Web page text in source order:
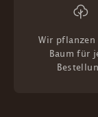
Wir pflanzen
Baum für